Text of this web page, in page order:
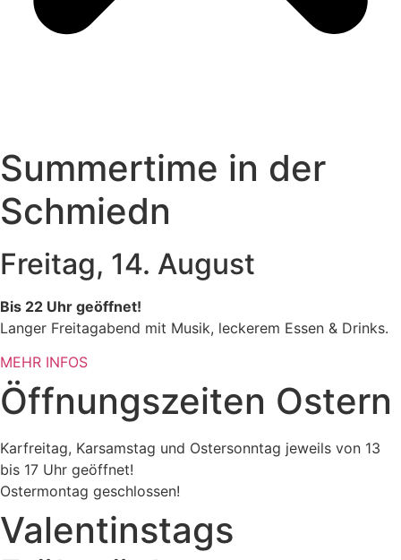
Summertime in der
Schmiedn
Freitag, 14. August
Bis 22 Uhr geöffnet!
Langer Freitagabend mit Musik, leckerem Essen & Drinks.
MEHR INFOS
Öffnungszeiten Ostern
Karfreitag, Karsamstag und Ostersonntag jeweils von 13
bis 17 Uhr geöffnet!
Ostermontag geschlossen!
Valentinstags